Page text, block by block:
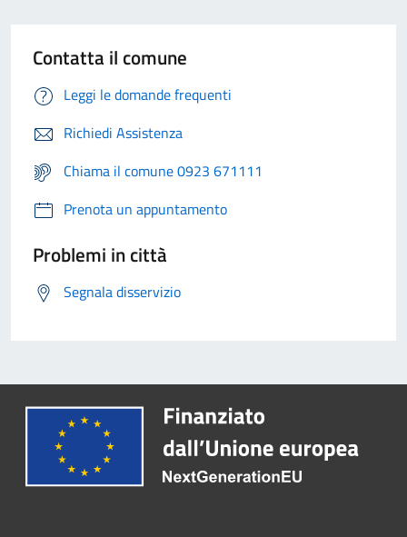
Contatta il comune
Leggi le domande frequenti
Richiedi Assistenza
Chiama il comune 0923 671111
Prenota un appuntamento
Problemi in città
Segnala disservizio